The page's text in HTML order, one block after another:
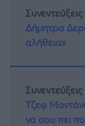
Δήμητρα
αλήθεια»
Τζεφ
να σου πει